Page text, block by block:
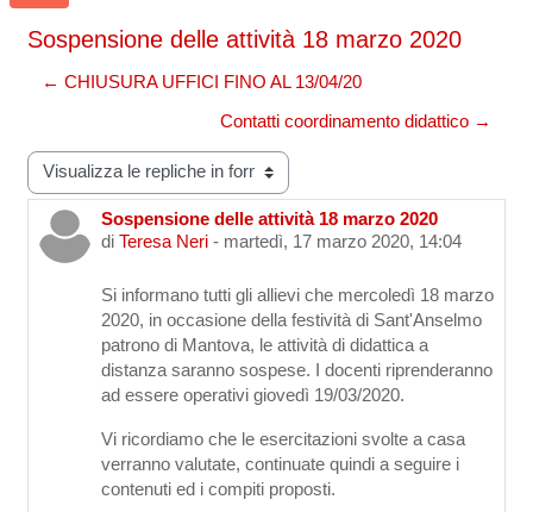
Sospensione delle attività 18 marzo 2020
← CHIUSURA UFFICI FINO AL 13/04/20
Contatti coordinamento didattico →
Modalità visualizzazione
Sospensione delle attività 18 marzo 2020
di Teresa Neri - martedì, 17 marzo 2020, 14:04
Numero di risposte: 0
Si informano tutti gli allievi che mercoledì 18 marzo
2020, in occasione della festività di Sant'Anselmo
patrono di Mantova, le attività di didattica a
distanza saranno sospese. I docenti riprenderanno
ad essere operativi giovedì 19/03/2020.
Vi ricordiamo che le esercitazioni svolte a casa
verranno valutate, continuate quindi a seguire i
contenuti ed i compiti proposti.